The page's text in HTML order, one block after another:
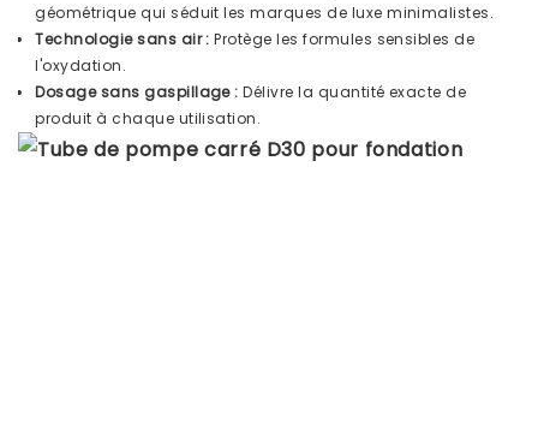
géométrique qui séduit les marques de luxe minimalistes.
Technologie sans air : Protège les formules sensibles de
l'oxydation.
Dosage sans gaspillage : Délivre la quantité exacte de
produit à chaque utilisation.